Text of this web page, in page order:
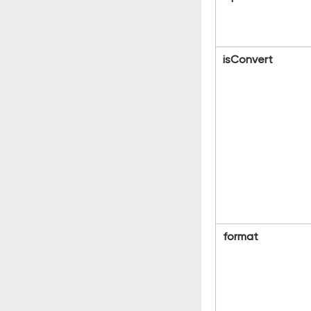
isConvert
format